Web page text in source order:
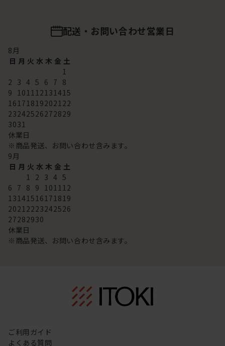
配送・お問い合わせ営業日
8月
日 月 火 水 木 金 土
1
2 3 4 5 6 7 8
9 101112131415
16171819202122
23242526272829
3031
休業日
※商品発送、お問い合わせ含みます。
9月
日 月 火 水 木 金 土
1 2 3 4 5
6 7 8 9 101112
13141516171819
20212223242526
27282930
休業日
※商品発送、お問い合わせ含みます。
ご利用ガイド
よくある質問